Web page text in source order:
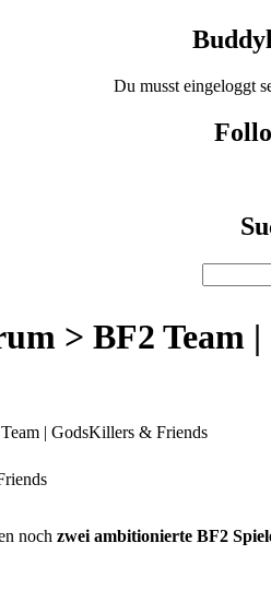
Du musst eingeloggt
> BF2 Team
| GodsKillers & Friends
noch zwei ambitionierte BF2